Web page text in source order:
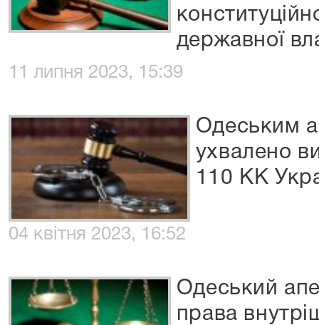
державної
11 липня 2023, 15:39
Одеським
ухвалено
110 КК
04 квітня 2023, 16:52
Одеський
права